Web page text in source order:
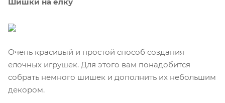
Очень красивый и простой способ создания
елочных игрушек. Для этого вам понадобится
собрать немного шишек и дополнить их небольшим
декором.